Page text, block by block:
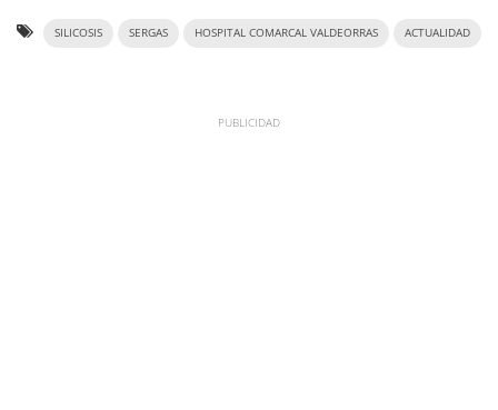
SILICOSIS SERGAS HOSPITAL COMARCAL VALDEORRAS ACTUALIDAD